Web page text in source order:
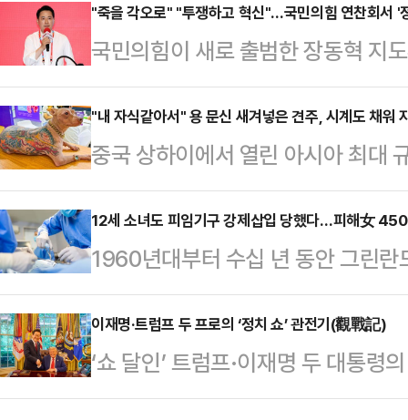
속 민주당 의원들은 28일 인천 파
워크숍 도중 기자들과 만나 "한동
대통령 관저 체포 방해, 윤 전 대통
위 간사가 아니라 법치주의를 파괴
"나경원 의원은 추미애 법사위원장
마시지 말고 재…
"죽을 각오로" "투쟁하고 혁신"…국민의힘 연찬회서 '
국민의힘이 새로 출범한 장동혁 지
연찬회를 열고 대여 투쟁을 강화를
연말 예산정국을 미리 대비해 이재
안을 마련해 강력한 야당의 모습을
인천 국제공항공사 인재개발원에
정기국회 및 대여 투쟁 전략에 대해
회 인사말에서 "이번 연찬회가 국
우기 위해 전쟁터로 나가는…
"내 자식같아서" 용 문신 새겨넣은 견주, 시계도 채워
중국 상하이에서 열린 아시아 최대
을 새긴 개가 포착되면서 견주에게
간) 홍콩 사우스차이나모닝포스트
아'(Pet Fair Asia) 박람회에 한 견
등장했다.털이 거의 없어 피부가 드
틀레'(Xoloitzcuintle)종이였다. 당
목걸이와 시계까지 착용하고 있었
동…
12세 소녀도 피임기구 강제삽입 당했다…피해女
1960년대부터 수십 년 동안 그린
자궁 내 피임기구(IUD) 강제 시술
일(현지시간) 미 뉴욕타임스
프레데릭센 덴마크 총리는 이날 옌
동 성명을 내고 "이미 벌어진 일을
이재명·트럼프 두 프로의 ‘정치 쇼’ 관전기(觀戰記)
‘쇼 달인’ 트럼프·이재명 두 대통령
선수와 달리 2부에 속한 이재명 선